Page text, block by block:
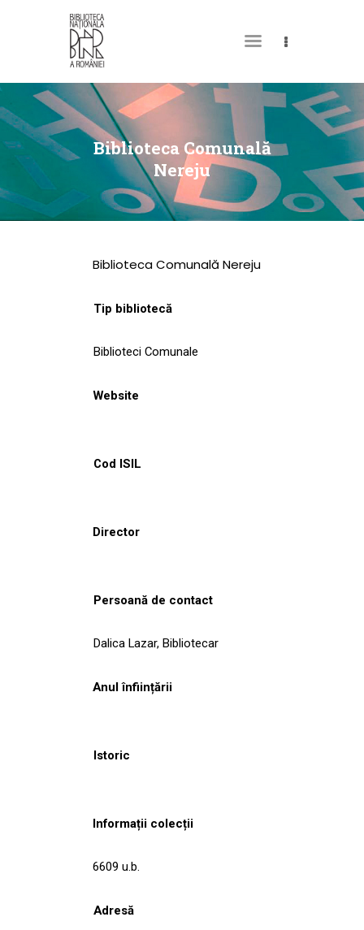
Biblioteca Comunală
Nereju
DESPRE NOI
PERMISUL MEU DE
BIBLIOTECĂ
CATALOAGE ȘI
COLECȚII
CULTURALE
NOUTĂȚI
Biblioteca Comunală Nereju
Tip bibliotecă
Biblioteci Comunale
Website
Cod ISIL
Director
Persoană de contact
Dalica Lazar, Bibliotecar
Anul înființării
Istoric
Informații colecții
6609 u.b.
Adresă